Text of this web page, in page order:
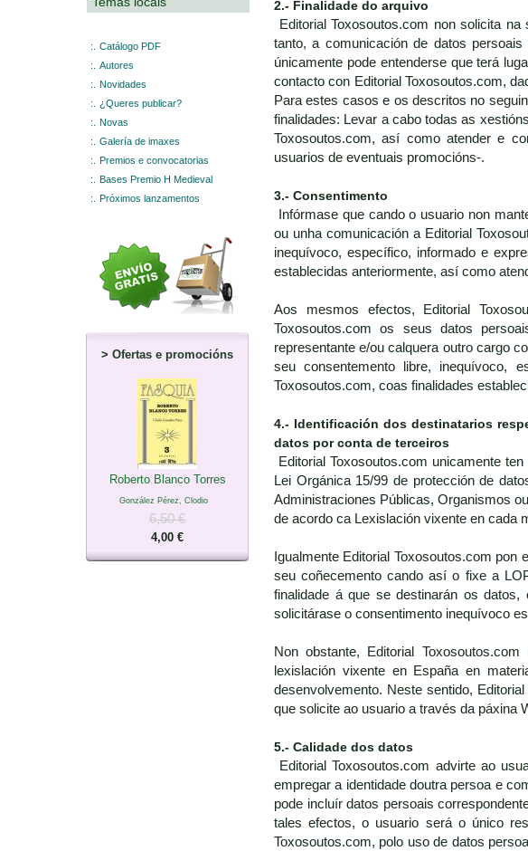
:.
Catálogo PDF
:.
Autores
:.
Novidades
:.
¿Queres publicar?
:.
Novas
:.
Galería de imaxes
:.
Premios e convocatorias
:.
Bases Premio H Medieval
:.
Próximos lanzamentos
> Ofertas e promocións
Roberto Blanco Torres
González Pérez, Clodio
6,50 €
4,00 €
2.- Finalidade do arquivo
Editorial Toxosoutos.com non solicita
tanto, a comunicación de datos
únicamente pode entenderse que terá
contacto con Editorial Toxosoutos.com,
Para estes casos e os descritos no
finalidades: Levar a cabo todas as
Toxosoutos.com, así como atender e
usuarios de eventuais promocións-.
3.- Consentimento
Infórmase que cando o usuario non
ou unha comunicación a Editorial
inequívoco, específico, informado e
establecidas anteriormente, así como
Aos mesmos efectos, Editorial
Toxosoutos.com os seus datos
representante e/ou calquera outro cargo
seu consentemento libre, inequívoco,
Toxosoutos.com, coas finalidades
4.- Identificación dos destinatarios
datos por conta de terceiros
Editorial Toxosoutos.com unicamente
Lei Orgánica 15/99 de protección de
Administraciones Públicas, Organismos
de acordo ca Lexislación vixente en cada
Igualmente Editorial Toxosoutos.com
seu coñecemento cando así o fixe a
finalidade á que se destinarán os
solicitárase o consentimento inequívoco
Non obstante, Editorial
lexislación vixente en España en
desenvolvemento. Neste sentido,
que solicite ao usuario a través da páxina
5.- Calidade dos datos
Editorial Toxosoutos.com advirte ao
empregar a identidade doutra persoa e
pode incluír datos persoais
tales efectos, o usuario será o único
Toxosoutos.com, polo uso de datos